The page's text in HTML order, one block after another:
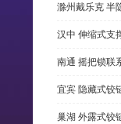
滁州戴乐克 半
汉中 伸缩式支
南通 摇把锁联
宜宾 隐藏式铰
巢湖 外露式铰